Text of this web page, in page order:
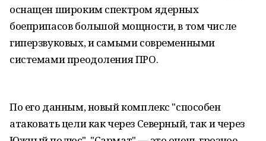
оснащен широким спектром ядерных
боеприпасов большой мощности, в том числе
гиперзвуковых, и самыми современными
системами преодоления ПРО.
По его данным, новый комплекс "способен
атаковать цели как через Северный, так и через